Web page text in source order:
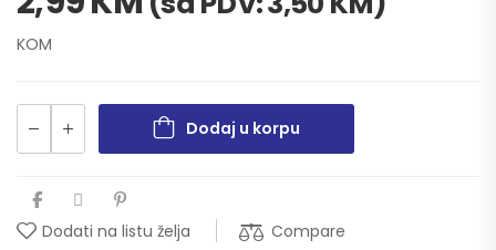
KOM
Dodaj u korpu
Dodati na listu želja Compare